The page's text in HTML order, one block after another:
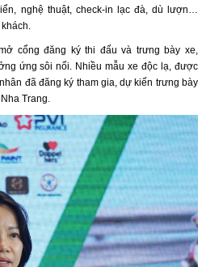
nghệ thuật, check-in lạc đà, dù lượn…
cổng đăng ký thi đấu và trưng bày xe,
ứng sôi nổi. Nhiều mẫu xe độc lạ, được
đã đăng ký tham gia, dự kiến trưng bày
Trang.